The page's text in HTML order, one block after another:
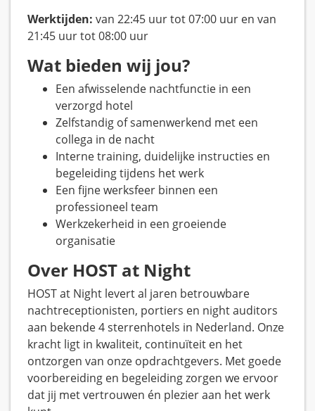
Werktijden: van 22:45 uur tot 07:00 uur en van
21:45 uur tot 08:00 uur
Wat bieden wij jou?
Een afwisselende nachtfunctie in een
verzorgd hotel
Zelfstandig of samenwerkend met een
collega in de nacht
Interne training, duidelijke instructies en
begeleiding tijdens het werk
Een fijne werksfeer binnen een
professioneel team
Werkzekerheid in een groeiende
organisatie
Over HOST at Night
HOST at Night levert al jaren betrouwbare
nachtreceptionisten, portiers en night auditors
aan bekende 4 sterrenhotels in Nederland. Onze
kracht ligt in kwaliteit, continuïteit en het
ontzorgen van onze opdrachtgevers. Met goede
voorbereiding en begeleiding zorgen we ervoor
dat jij met vertrouwen én plezier aan het werk